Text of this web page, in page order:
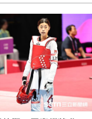
，現場湧入近千名熱情
一半發生地震，好在現
們的熱情也沒有受到任
簽名。